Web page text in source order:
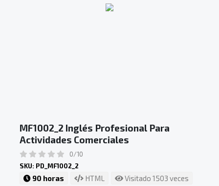
MF1002_2 Inglés Profesional Para
Actividades Comerciales
0/10
SKU: PD_MF1002_2
90 horas HTML Visitado 1503 veces